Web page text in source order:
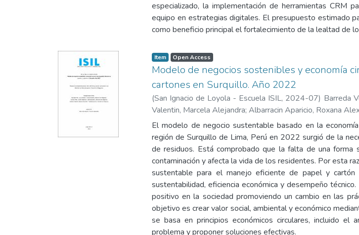
especializado, la implementación de herramientas CRM
equipo en estrategias digitales. El presupuesto estimado
como beneficio principal el fortalecimiento de la lealtad de
Item type:
Item, Access status:
Open Access
Modelo de negocios sostenibles y economía
cartones en Surquillo. Año 2022
(San Ignacio de Loyola - Escuela ISIL, 2024-07) Barreda
Valentin, Marcela Alejandra; Albarracin Aparicio, Roxana
El modelo de negocio sustentable basado en la
región de Surquillo de Lima, Perú en 2022 surgió de la
de residuos. Está comprobado que la falta de una
contaminación y afecta la vida de los residentes. Por esta
sustentable para el manejo eficiente de papel y
sustentabilidad, eficiencia económica y desempeño
positivo en la sociedad promoviendo un cambio en las
objetivo es crear valor social, ambiental y económico
se basa en principios económicos circulares, incluido
problema y proponer soluciones efectivas.